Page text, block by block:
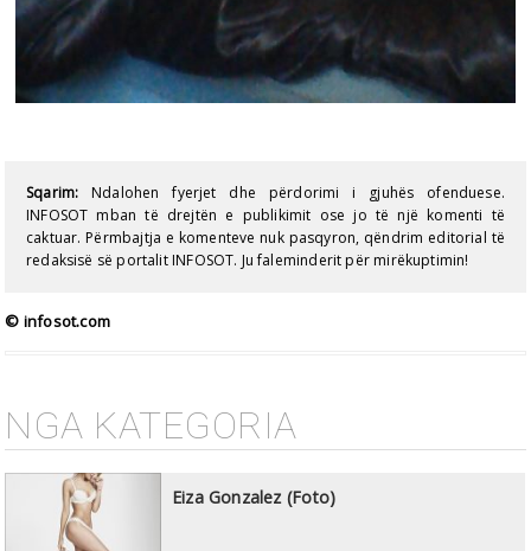
Sqarim: Ndalohen fyerjet dhe përdorimi i gjuhës ofenduese.
INFOSOT mban të drejtën e publikimit ose jo të një komenti të
caktuar. Përmbajtja e komenteve nuk pasqyron, qëndrim editorial të
redaksisë së portalit INFOSOT. Ju faleminderit për mirëkuptimin!
© infosot.com
NGA KATEGORIA
Eiza Gonzalez (Foto)